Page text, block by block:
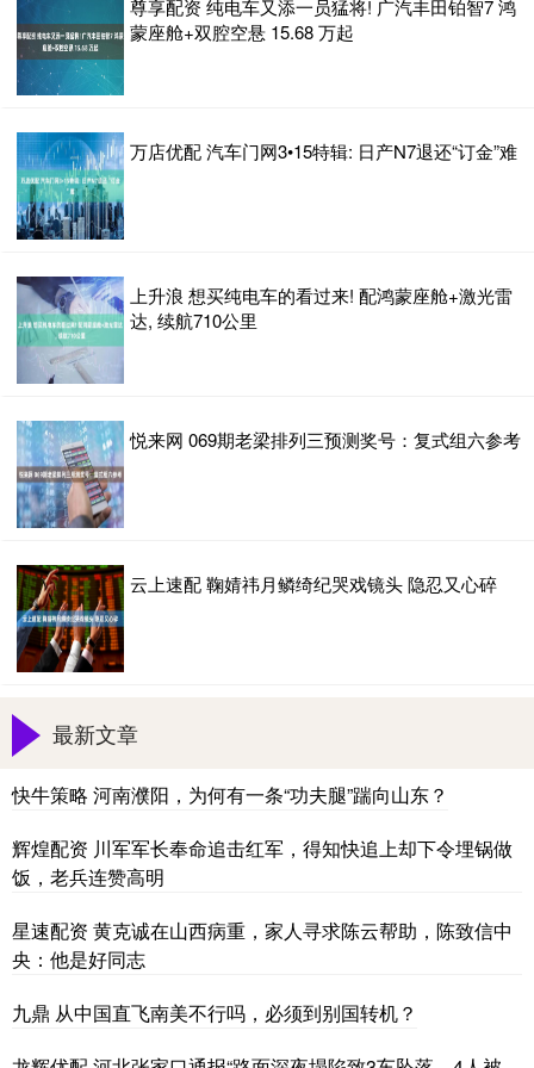
尊享配资 纯电车又添一员猛将! 广汽丰田铂智7 鸿
蒙座舱+双腔空悬 15.68 万起
万店优配 汽车门网3•15特辑: 日产N7退还“订金”难
上升浪 想买纯电车的看过来! 配鸿蒙座舱+激光雷
达, 续航710公里
悦来网 069期老梁排列三预测奖号：复式组六参考
云上速配 鞠婧祎月鳞绮纪哭戏镜头 隐忍又心碎
最新文章
快牛策略 河南濮阳，为何有一条“功夫腿”踹向山东？
辉煌配资 川军军长奉命追击红军，得知快追上却下令埋锅做
饭，老兵连赞高明
星速配资 黄克诚在山西病重，家人寻求陈云帮助，陈致信中
央：他是好同志
九鼎 从中国直飞南美不行吗，必须到别国转机？